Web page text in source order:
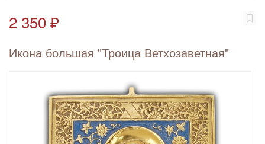
2 350 ₽
Икона большая "Троица Ветхозаветная"